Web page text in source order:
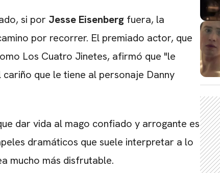
si por Jesse Eisenberg fuera, la
por recorrer. El premiado actor, que
Los Cuatro Jinetes, afirmó que "le
que le tiene al personaje Danny
dar vida al mago confiado y arrogante es
dramáticos que suele interpretar a lo
mucho más disfrutable.